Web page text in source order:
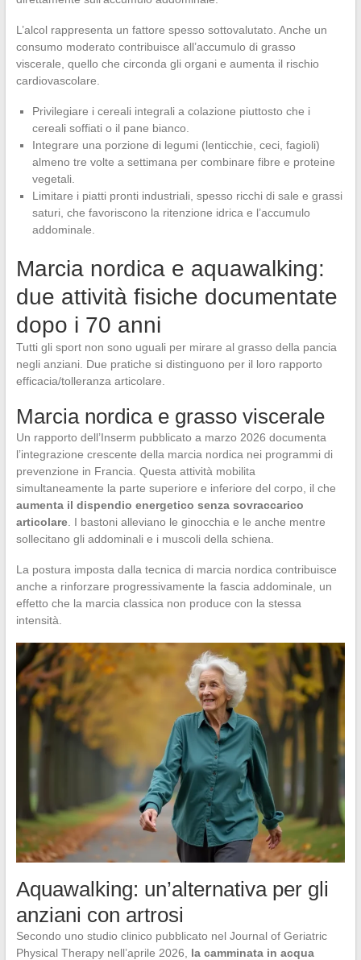
L’alcol rappresenta un fattore spesso sottovalutato. Anche un
consumo moderato contribuisce all’accumulo di grasso
viscerale, quello che circonda gli organi e aumenta il rischio
cardiovascolare.
Privilegiare i cereali integrali a colazione piuttosto che i
cereali soffiati o il pane bianco.
Integrare una porzione di legumi (lenticchie, ceci, fagioli)
almeno tre volte a settimana per combinare fibre e proteine
vegetali.
Limitare i piatti pronti industriali, spesso ricchi di sale e grassi
saturi, che favoriscono la ritenzione idrica e l’accumulo
addominale.
Marcia nordica e aquawalking:
due attività fisiche documentate
dopo i 70 anni
Tutti gli sport non sono uguali per mirare al grasso della pancia
negli anziani. Due pratiche si distinguono per il loro rapporto
efficacia/tolleranza articolare.
Marcia nordica e grasso viscerale
Un rapporto dell’Inserm pubblicato a marzo 2026 documenta
l’integrazione crescente della marcia nordica nei programmi di
prevenzione in Francia. Questa attività mobilita
simultaneamente la parte superiore e inferiore del corpo, il che
aumenta il dispendio energetico senza sovraccarico
articolare. I bastoni alleviano le ginocchia e le anche mentre
sollecitano gli addominali e i muscoli della schiena.
La postura imposta dalla tecnica di marcia nordica contribuisce
anche a rinforzare progressivamente la fascia addominale, un
effetto che la marcia classica non produce con la stessa
intensità.
Aquawalking: un’alternativa per gli
anziani con artrosi
Secondo uno studio clinico pubblicato nel Journal of Geriatric
Physical Therapy nell’aprile 2026, la camminata in acqua